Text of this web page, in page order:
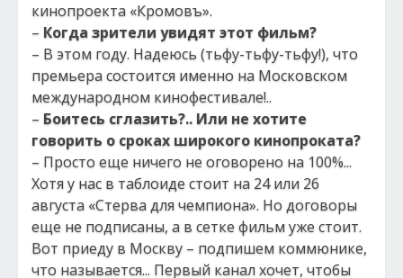
кинопроекта «Кромовъ».
– Когда зрители увидят этот фильм?
– В этом году. Надеюсь (тьфу-тьфу-тьфу!), что
премьера состоится именно на Московском
международном кинофестивале!..
– Боитесь сглазить?.. Или не хотите
говорить о сроках широкого кинопроката?
– Просто еще ничего не оговорено на 100%...
Хотя у нас в таблоиде стоит на 24 или 26
августа «Стерва для чемпиона». Но договоры
еще не подписаны, а в сетке фильм уже стоит.
Вот приеду в Москву – подпишем коммюнике,
что называется... Первый канал хочет, чтобы